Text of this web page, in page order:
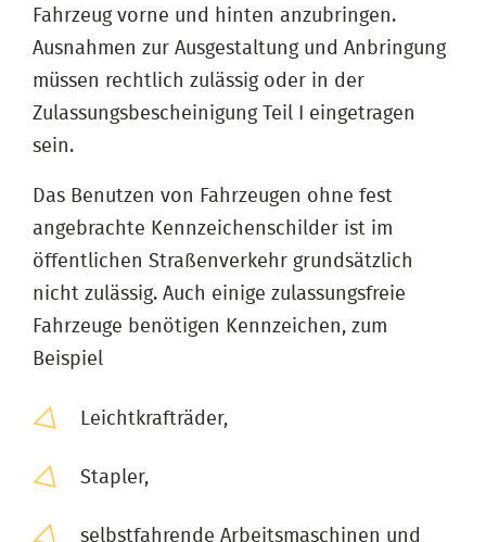
Fahrzeug vorne und hinten anzubringen.
Ausnahmen zur Ausgestaltung und Anbringung
müssen rechtlich zulässig oder in der
Zulassungsbescheinigung Teil I eingetragen
sein.
Das Benutzen von Fahrzeugen ohne fest
angebrachte Kennzeichenschilder ist im
öffentlichen Straßenverkehr grundsätzlich
nicht zulässig. Auch einige zulassungsfreie
Fahrzeuge benötigen Kennzeichen, zum
Beispiel
Leichtkrafträder,
Stapler,
selbstfahrende Arbeitsmaschinen und